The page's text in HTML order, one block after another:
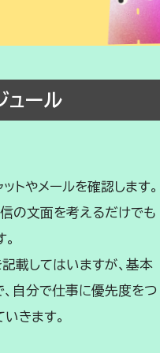
ュール
トやメールを確認します。
の文面を考えるだけでも
載してはいますが、基本
自分で仕事に優先度をつ
きます。